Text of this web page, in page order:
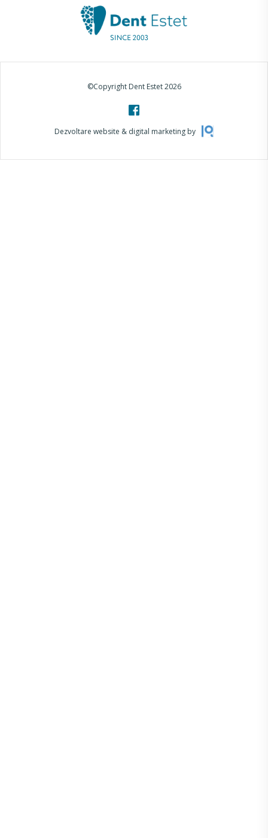
©Copyright Dent Estet 2026
Dezvoltare website & digital marketing by